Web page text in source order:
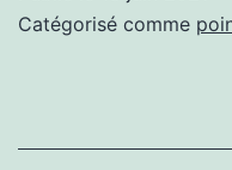
Catégorisé comme